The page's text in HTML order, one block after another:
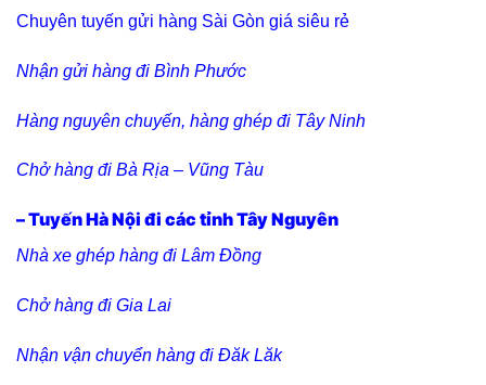
Chuyên tuyến gửi hàng Sài Gòn giá siêu rẻ
Nhận gửi hàng đi Bình Phước
Hàng nguyên chuyến, hàng ghép đi Tây Ninh
Chở hàng đi Bà Rịa – Vũng Tàu
– Tuyến Hà Nội đi các tỉnh Tây Nguyên
Nhà xe ghép hàng đi Lâm Đồng
Chở hàng đi Gia Lai
Nhận vận chuyển hàng đi Đăk Lăk